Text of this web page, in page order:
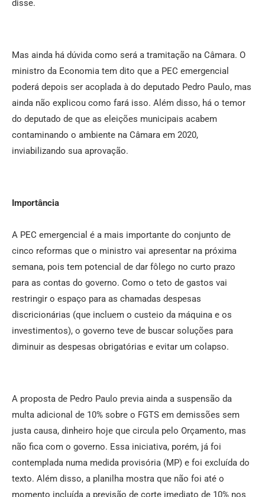
disse.
Mas ainda há dúvida como será a tramitação na Câmara. O
ministro da Economia tem dito que a PEC emergencial
poderá depois ser acoplada à do deputado Pedro Paulo, mas
ainda não explicou como fará isso. Além disso, há o temor
do deputado de que as eleições municipais acabem
contaminando o ambiente na Câmara em 2020,
inviabilizando sua aprovação.
Importância
A PEC emergencial é a mais importante do conjunto de
cinco reformas que o ministro vai apresentar na próxima
semana, pois tem potencial de dar fôlego no curto prazo
para as contas do governo. Como o teto de gastos vai
restringir o espaço para as chamadas despesas
discricionárias (que incluem o custeio da máquina e os
investimentos), o governo teve de buscar soluções para
diminuir as despesas obrigatórias e evitar um colapso.
A proposta de Pedro Paulo previa ainda a suspensão da
multa adicional de 10% sobre o FGTS em demissões sem
justa causa, dinheiro hoje que circula pelo Orçamento, mas
não fica com o governo. Essa iniciativa, porém, já foi
contemplada numa medida provisória (MP) e foi excluída do
texto. Além disso, a planilha mostra que não foi até o
momento incluída a previsão de corte imediato de 10% nos